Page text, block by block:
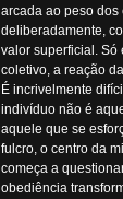
arcada ao peso
deliberadamente,
valor superficial. Só
coletivo, a reação
É incrivelmente
indivíduo não é
aquele que se
fulcro, o centro da
começa a
obediência